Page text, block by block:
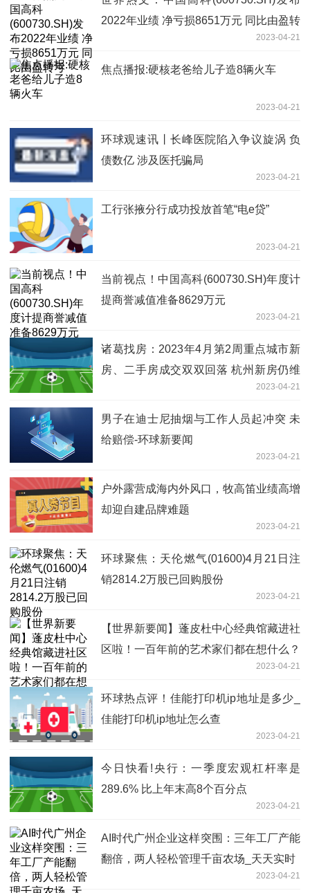
2022年业绩 净亏损8651万元 同比由盈转
2023-04-21
焦点播报:硬核老爸给儿子造8辆火车
2023-04-21
环球观速讯丨长峰医院陷入争议旋涡 负
债数亿 涉及医托骗局
2023-04-21
工行张掖分行成功投放首笔“电e贷”
2023-04-21
当前视点！中国高科(600730.SH)年度计
提商誉减值准备8629万元
2023-04-21
诸葛找房：2023年4月第2周重点城市新
房、二手房成交双双回落 杭州新房仍维
2023-04-21
男子在迪士尼抽烟与工作人员起冲突 未
给赔偿-环球新要闻
2023-04-21
户外露营成海内外风口，牧高笛业绩高增
却迎自建品牌难题
2023-04-21
环球聚焦：天伦燃气(01600)4月21日注
销2814.2万股已回购股份
2023-04-21
【世界新要闻】蓬皮杜中心经典馆藏进社
区啦！一百年前的艺术家们都在想什么？
2023-04-21
环球热点评！佳能打印机ip地址是多少_
佳能打印机ip地址怎么查
2023-04-21
今日快看!央行：一季度宏观杠杆率是
289.6% 比上年末高8个百分点
2023-04-21
AI时代广州企业这样突围：三年工厂产能
翻倍，两人轻松管理千亩农场_天天实时
2023-04-21